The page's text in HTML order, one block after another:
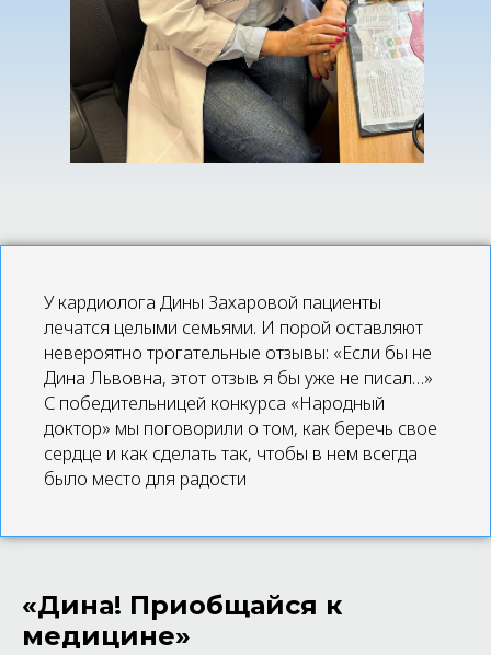
У кардиолога Дины Захаровой пациенты
лечатся целыми семьями. И порой оставляют
невероятно трогательные отзывы: «Если бы не
Дина Львовна, этот отзыв я бы уже не писал…»
С победительницей конкурса «Народный
доктор» мы поговорили о том, как беречь свое
сердце и как сделать так, чтобы в нем всегда
было место для радости
«Дина! Приобщайся к
медицине»